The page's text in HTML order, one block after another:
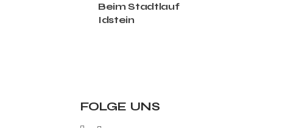
Beim Stadtlauf
Idstein
FOLGE UNS